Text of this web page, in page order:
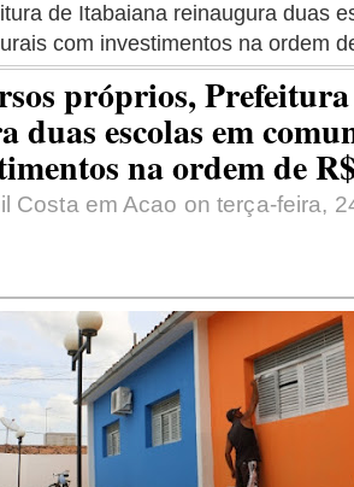
de Itabaiana reinaugura duas
com investimentos na ordem
próprios,
duas escolas em
na ordem de
Costa em Acao on terça-feira,